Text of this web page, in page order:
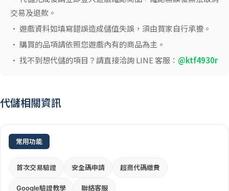
交易及退款。
• 遊戲資料如填寫錯誤造成儲值失誤，須由買家自行承擔。
• 購買的品項請依照您遊戲內有的商品為主。
• 找不到想代儲的項目？請直接洽詢 LINE 客服： @ktf4930r
代儲相關資訊
常用功能
首次交易驗證 安全碼申請 超商代碼繳費
Google驗證教學 聯絡客服